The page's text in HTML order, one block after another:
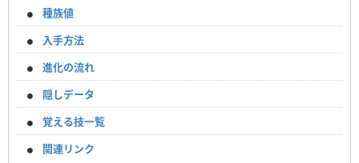
種族値
入手方法
進化の流れ
隠しデータ
覚える技一覧
関連リンク